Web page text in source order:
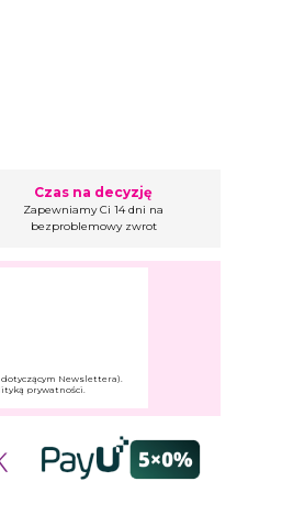
Czas na decyzję
Zapewniamy Ci 14 dni na
bezproblemowy zwrot
Newslettera).
prywatności.